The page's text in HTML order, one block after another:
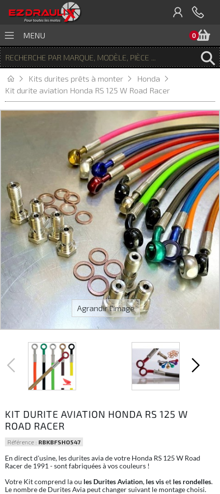
0
MENU
Kits durites prêts à monter
Honda
Kit durite aviation Honda RS 125 W Road Racer
Agrandir l'image
KIT DURITE AVIATION HONDA RS 125 W
ROAD RACER
Référence : RBKBFSHO547
En direct d'usine, les durites avia de votre Honda RS 125 W Road
Racer de 1991 - sont fabriquées à vos couleurs !
Votre Kit comprend la ou les Durites Aviation, les viset les rondelles.
Le nombre de Durites Avia peut changer suivant le montage choisi.